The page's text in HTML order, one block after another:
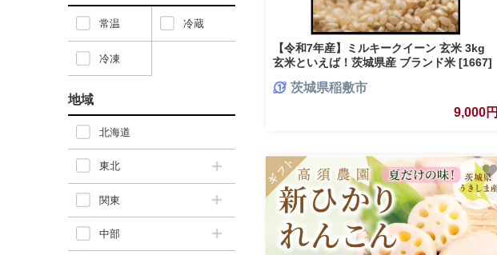
常温 冷蔵
冷凍
地域
北海道
東北
関東
中部
【令和7年産】ミルキークイーン 玄米 3kg
玄米といえば！茨城県産 ブランド米 [1667]
茨城県稲敷市
9,000円